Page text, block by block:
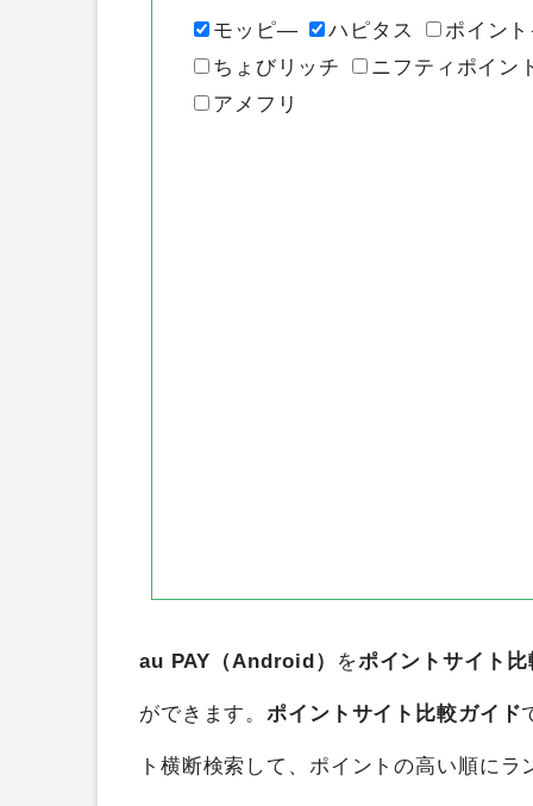
モッピ― ハピタス ポイン
ちょびリッチ
ニフティポイン
アメフリ
au PAY（Android） をポイントサイト比
ができます。ポイントサイト比較ガイド
ト横断検索して、ポイントの高い順に